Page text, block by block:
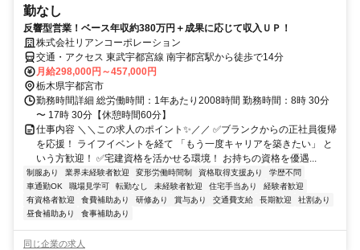
勤なし
反響型営業！ベース年収約380万円＋成果に応じて収入ＵＰ！
株式会社リアンコーポレーション
交通・アクセス 東武宇都宮線 南宇都宮駅から徒歩で14分
月給298,000円～457,000円
栃木県宇都宮市
勤務時間詳細 総労働時間：1年あたり2008時間 勤務時間：8時 30分
〜 17時 30分【休憩時間60分】
仕事内容 ＼＼この求人のポイント✨／／ ✅ブランクからの正社員復帰
を応援！ ライフイベントを経て 「もう一度キャリアを築きたい」 と
いう方歓迎！ ✅宅建資格を活かせる環境！ お持ちの資格を優遇...
制服あり 業界未経験者歓迎 変形労働時間制 資格取得支援あり
学歴不問
車通勤OK
職場見学可 転勤なし 未経験者歓迎 住宅手当あり
経験者歓迎
有資格者歓迎
食費補助あり 研修あり 賞与あり 交通費支給 長期歓迎
社割あり
昼食補助あり
食事補助あり
同じ企業の求人